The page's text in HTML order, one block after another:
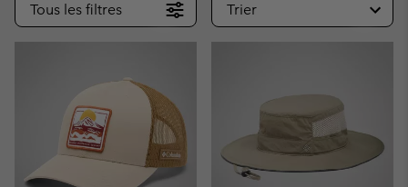
Tous les filtres Trier